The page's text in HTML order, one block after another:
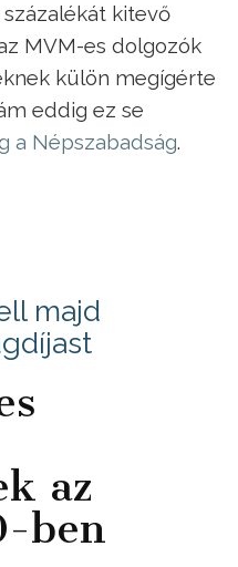
kitevő
MVM-es dolgozók
külön megígérte
eddig ez se
a Népszabadság.
majd
az
ben